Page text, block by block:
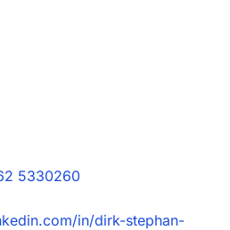
5330260
in/dirk-stephan-